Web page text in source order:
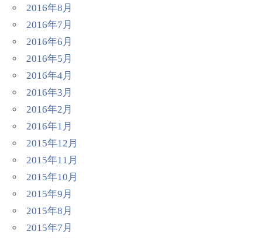
2016年8月
2016年7月
2016年6月
2016年5月
2016年4月
2016年3月
2016年2月
2016年1月
2015年12月
2015年11月
2015年10月
2015年9月
2015年8月
2015年7月